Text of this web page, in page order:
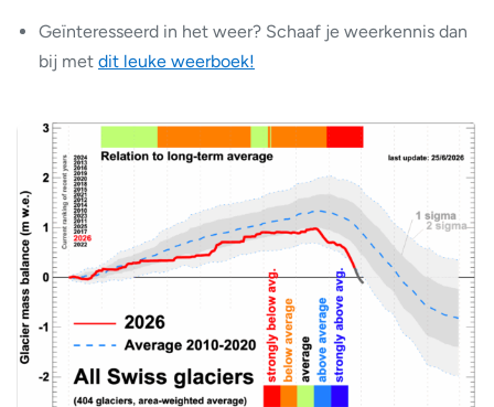
Geïnteresseerd in het weer? Schaaf je weerkennis dan
bij met dit leuke weerboek!